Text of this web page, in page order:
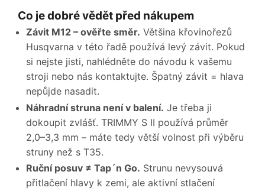
Co je dobré vědět před nákupem
Závit M12 – ověřte směr. Většina křovinořezů
Husqvarna v této řadě používá levý závit. Pokud
si nejste jisti, nahlédněte do návodu k vašemu
stroji nebo nás kontaktujte. Špatný závit = hlava
nepůjde nasadit.
Náhradní struna není v balení. Je třeba ji
dokoupit zvlášť. TRIMMY S II používá průměr
2,0–3,3 mm – máte tedy větší volnost při výběru
struny než s T35.
Ruční posuv ≠ Tap´n Go. Strunu nevysouvá
přitlačení hlavy k zemi, ale aktivní stlačení